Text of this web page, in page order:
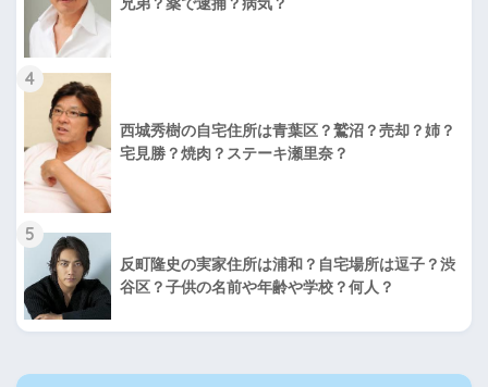
4
西城秀樹の自宅住所は青葉区？鷲沼？売却？姉？
宅見勝？焼肉？ステーキ瀬里奈？
5
反町隆史の実家住所は浦和？自宅場所は逗子？渋
谷区？子供の名前や年齢や学校？何人？